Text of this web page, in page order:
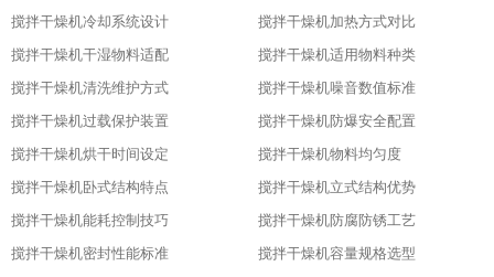
搅拌干燥机冷却系统设计
搅拌干燥机加热方式对比
搅拌干燥机干湿物料适配
搅拌干燥机适用物料种类
搅拌干燥机清洗维护方式
搅拌干燥机噪音数值标准
搅拌干燥机过载保护装置
搅拌干燥机防爆安全配置
搅拌干燥机烘干时间设定
搅拌干燥机物料均匀度
搅拌干燥机卧式结构特点
搅拌干燥机立式结构优势
搅拌干燥机能耗控制技巧
搅拌干燥机防腐防锈工艺
搅拌干燥机密封性能标准
搅拌干燥机容量规格选型